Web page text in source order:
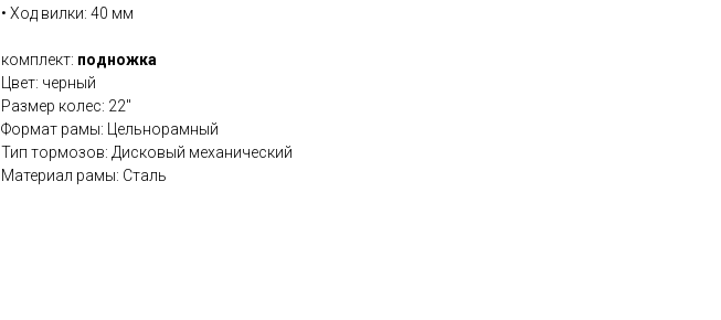
• Ход вилки: 40 мм
комплект: подножка
Цвет: черный
Размер колес: 22''
Формат рамы: Цельнорамный
Тип тормозов: Дисковый механический
Материал рамы: Сталь